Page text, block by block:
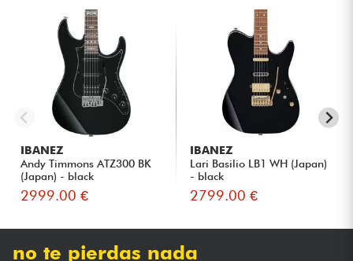
IBANEZ
Andy Timmons ATZ300 BK
(Japan) - black
2999.00 €
IBANEZ
Lari Basilio LB1 WH (Japan)
- black
2799.00 €
no te pierdas nada